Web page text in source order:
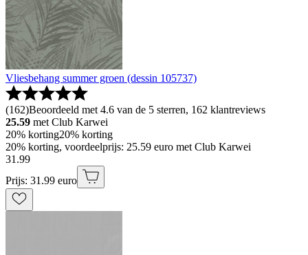
Vliesbehang summer groen (dessin 105737)
(162)Beoordeeld met 4.6 van de 5 sterren, 162 klantreviews
25.59 met Club Karwei
20% korting20% korting
20% korting, voordeelprijs: 25.59 euro met Club Karwei
31.99
Prijs: 31.99 euro